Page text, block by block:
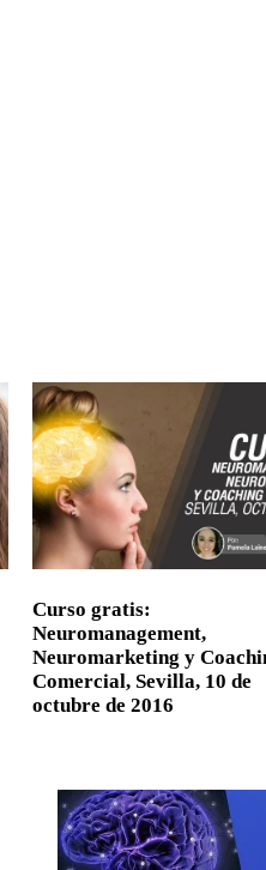
Curso gratis:
Neuromanagement,
Neuromarketing y
Comercial, Sevilla, 10 de
octubre de 2016